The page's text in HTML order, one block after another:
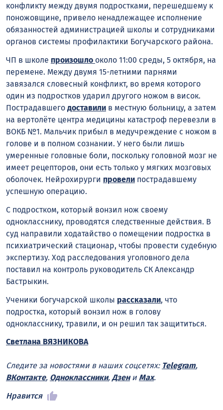
конфликту между двумя подростками, перешедшему к
поножовщине, привело ненадлежащее исполнение
обязанностей администрацией школы и сотрудниками
органов системы профилактики Богучарского района.
ЧП в школе произошло около 11:00 среды, 5 октября, на
перемене. Между двумя 15-летними парнями
завязался словесный конфликт, во время которого
один из подростков ударил другого ножом в висок.
Пострадавшего доставили в местную больницу, а затем
на вертолёте центра медицины катастроф перевезли в
ВОКБ №1. Мальчик прибыл в медучреждение с ножом в
голове и в полном сознании. У него были лишь
умеренные головные боли, поскольку головной мозг не
имеет рецепторов, они есть только у мягких мозговых
оболочек. Нейрохирурги провели пострадавшему
успешную операцию.
С подростком, который вонзил нож своему
однокласснику, проводятся следственные действия. В
суд направили ходатайство о помещении подростка в
психиатрический стационар, чтобы провести судебную
экспертизу. Ход расследования уголовного дела
поставил на контроль руководитель СК Александр
Бастрыкин.
Ученики богучарской школы рассказали, что
подростка, который вонзил нож в голову
однокласснику, травили, и он решил так защититься.
Светлана ВЯЗНИКОВА
Следите за новостями в наших соцсетях: Telegram,
ВКонтакте, Одноклассники, Дзени Max.
Нравится